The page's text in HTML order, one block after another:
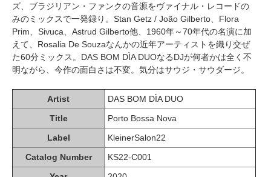
ズ、ブラジリアン・ファンクの音源をヴァイナル・レコードの
みのミックスで一発録り。Stan Getz / João Gilberto、Flora
Prim、Sivuca、Astrud Gilberto他、1960年～70年代の名演に加
えて、Rosalia De Souzaなんかの近年アーティストを織り交ぜ
た60分ミックス。DAS BOM DÌA DUOなるDJが何者かは全く不
明ながら、今作の面白さは不変。気分はサウジ・サウダージ。
Artist
DAS BOM DÌA DUO
Title
Porto Bossa Nova
Label
KleinerSalon22
Catalog Number
KS22-C001